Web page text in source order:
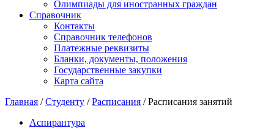
Олимпиады для иностранных граждан
Справочник
Контакты
Справочник телефонов
Платежные реквизиты
Бланки, документы, положения
Государственные закупки
Карта сайта
Главная /Студенту /Расписания / Расписания занятий
Аспирантура